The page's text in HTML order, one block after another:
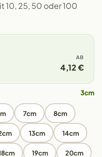
10, 25, 50 oder 100
AB
4,12 €
3cm
7cm 8cm
13cm 14cm
19cm 20cm